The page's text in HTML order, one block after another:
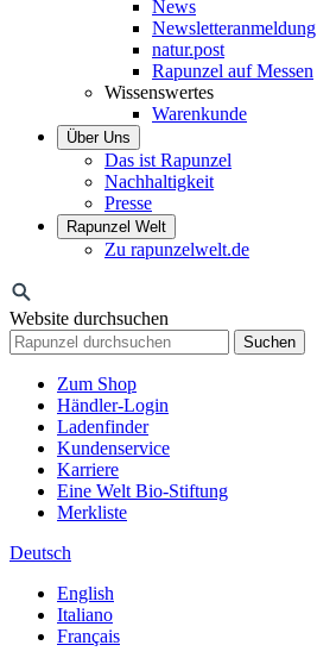
News
Newsletteranmeldung
natur.post
Rapunzel auf Messen
Wissenswertes
Warenkunde
Über Uns
Das ist Rapunzel
Nachhaltigkeit
Presse
Rapunzel Welt
Zu rapunzelwelt.de
Website durchsuchen
Suchen
Zum Shop
Händler-Login
Ladenfinder
Kundenservice
Karriere
Eine Welt Bio-Stiftung
Merkliste
Deutsch
English
Italiano
Français